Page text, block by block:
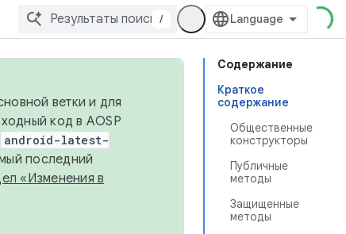
/
Содержание
Краткое
содержание
Общественные
конструкторы
Публичные
методы
Защищенные
методы
ветки и для
код в AOSP
android-latest-
последний
«Изменения в